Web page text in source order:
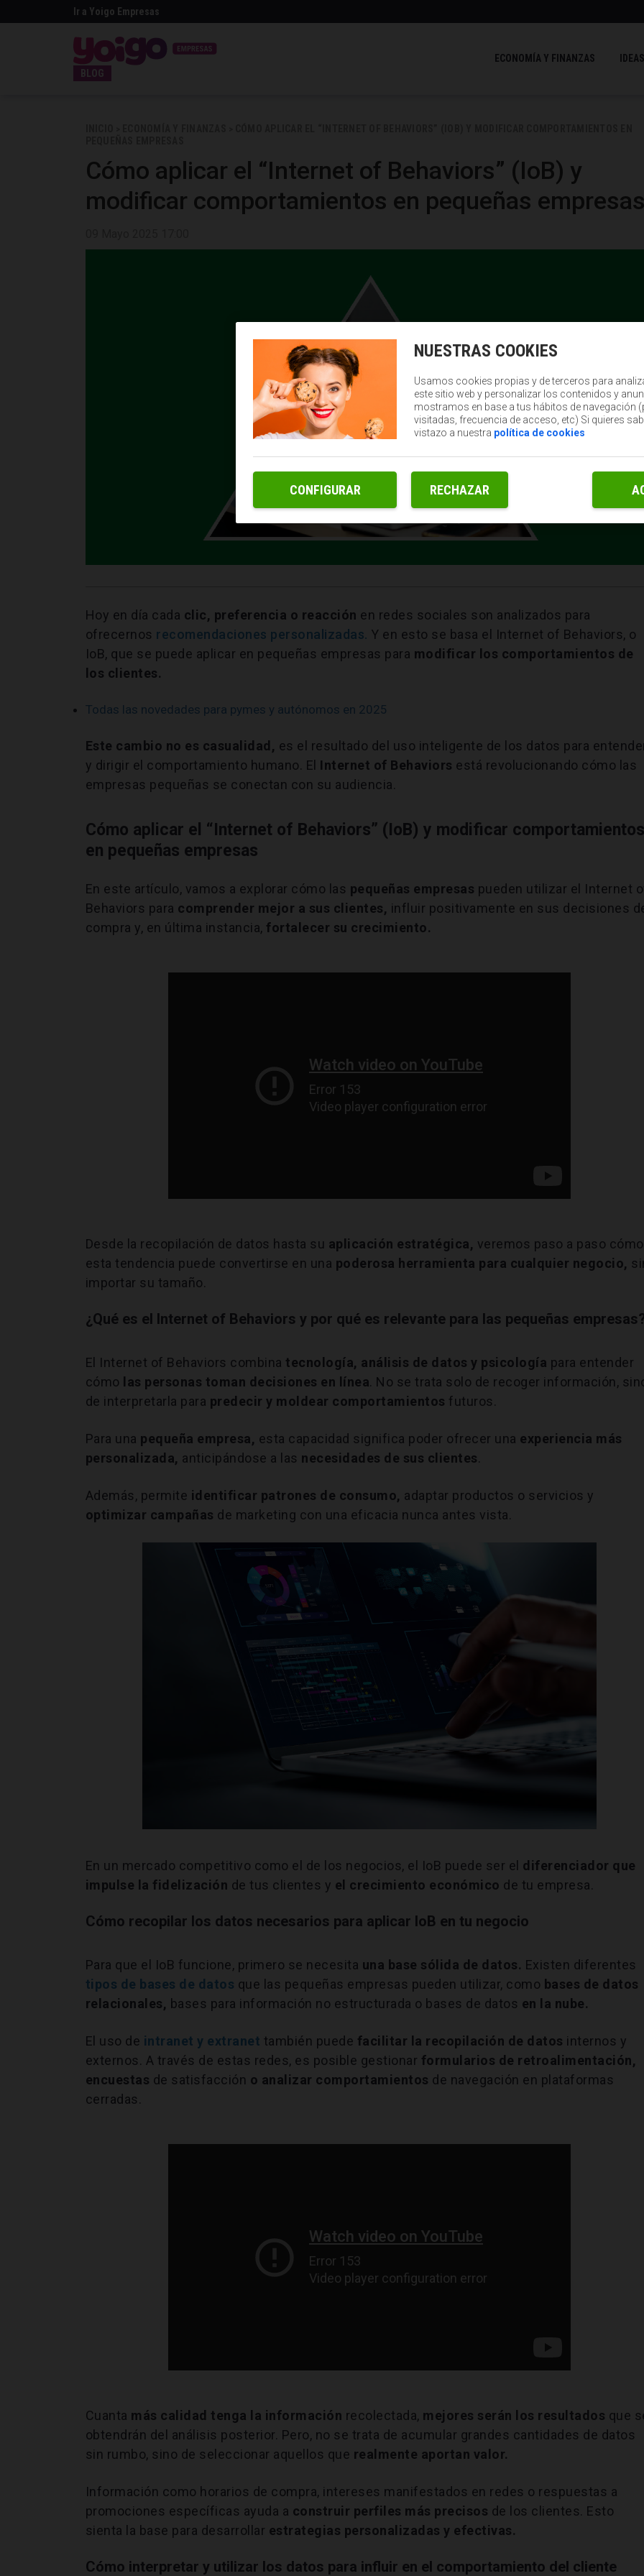
Ir a Yoigo Empresas
BLOG
ECONOMÍA Y FINANZAS
Cómo aplicar el “Internet of Behaviors” (IoB) y
modificar comportamientos en pequeñas
Hoy en día cada clic, preferencia o reacción en redes sociales son analizados para
ofrecernos recomendaciones personalizadas. Y en esto se basa el Internet of Behaviors, o
IoB, que se puede aplicar en pequeñas empresas para modificar los comportamientos de
los clientes.
Todas las novedades para pymes y autónomos en 2025
Este cambio no es casualidad, es el resultado del uso inteligente de los datos para
y dirigir el comportamiento humano. El Internet of Behaviors está revolucionando cómo las
empresas pequeñas se conectan con su audiencia.
Cómo aplicar el “Internet of Behaviors” (IoB) y modificar comportamientos
en pequeñas empresas
En este artículo, vamos a explorar cómo las pequeñas empresas pueden utilizar el Internet
Behaviors para comprender mejor a sus clientes, influir positivamente en sus decisiones
compra y, en última instancia, fortalecer su crecimiento.
Desde la recopilación de datos hasta su aplicación estratégica, veremos paso a paso cómo
esta tendencia puede convertirse en una poderosa herramienta para cualquier negocio,
importar su tamaño.
¿Qué es el Internet of Behaviors y por qué es relevante para las pequeñas
El Internet of Behaviors combina tecnología, análisis de datos y psicología para entender
cómo las personas toman decisiones en línea. No se trata solo de recoger información,
de interpretarla para predecir y moldear comportamientos futuros.
Para una pequeña empresa, esta capacidad significa poder ofrecer una experiencia más
personalizada, anticipándose a las necesidades de sus clientes.
Además, permite identificar patrones de consumo, adaptar productos o servicios y
optimizar campañas de marketing con una eficacia nunca antes vista.
En un mercado competitivo como el de los negocios, el IoB puede ser el diferenciador que
impulse la fidelización de tus clientes y el crecimiento económico de tu empresa.
Cómo recopilar los datos necesarios para aplicar IoB en tu negocio
Para que el IoB funcione, primero se necesita una base sólida de datos. Existen diferentes
tipos de bases de datos que las pequeñas empresas pueden utilizar, como bases de datos
relacionales, bases para información no estructurada o bases de datos en la nube.
El uso de intranet y extranet también puede facilitar la recopilación de datos internos y
externos. A través de estas redes, es posible gestionar formularios de retroalimentación,
encuestas de satisfacción o analizar comportamientos de navegación en plataformas
cerradas.
Cuanta más calidad tenga la información recolectada, mejores serán los resultados que
obtendrán del análisis posterior. Pero, no se trata de acumular grandes cantidades de datos
sin rumbo, sino de seleccionar aquellos que realmente aportan valor.
Información como horarios de compra, intereses manifestados en redes o respuestas a
promociones específicas ayuda a construir perfiles más precisos de los clientes. Esto
sienta la base para desarrollar estrategias personalizadas y efectivas.
Cómo interpretar y utilizar los datos para influir en el comportamiento del cliente
NUESTRAS COOKIES
Usamos cookies propias y de terceros para
este sitio web y personalizar los contenidos y
mostramos en base a tus hábitos de navegación
visitadas, frecuencia de acceso, etc) Si quieres
vistazo a nuestra política de cookies
RECHAZAR
CONFIGURAR